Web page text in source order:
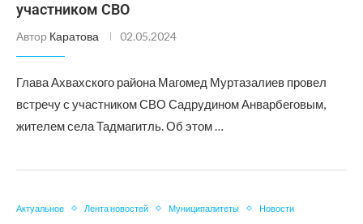
участником СВО
Автор Каратова 02.05.2024
Глава Ахвахского района Магомед Муртазалиев провел
встречу с участником СВО Садрудином Анварбеговым,
жителем села Тадмагитль. Об этом …
Актуальное Лента новостей Муниципалитеты Новости